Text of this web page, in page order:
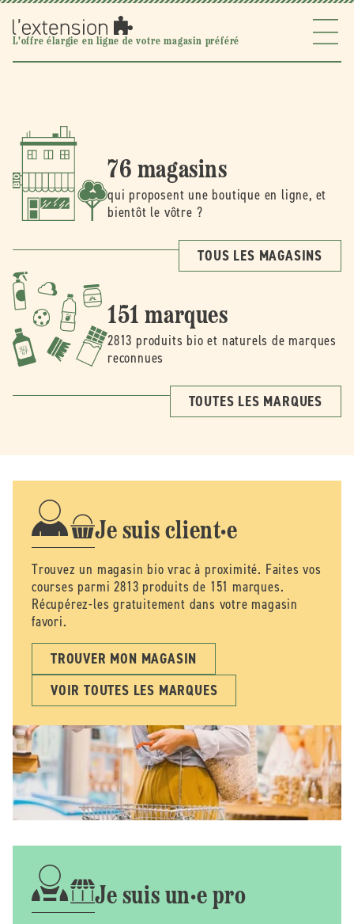
Ignorer et
passer au
contenu
l'extension
L'offre élargie en ligne de votre magasin préféré
76 magasins
qui proposent une boutique en ligne, et
bientôt le vôtre ?
TOUS LES MAGASINS
151 marques
2813 produits bio et naturels de marques
reconnues
TOUTES LES MARQUES
Je suis client·e
Trouvez un magasin bio vrac à proximité. Faites vos
courses parmi 2813 produits de 151 marques.
Récupérez-les gratuitement dans votre magasin
favori.
TROUVER MON MAGASIN
VOIR TOUTES LES MARQUES
Je suis un·e pro